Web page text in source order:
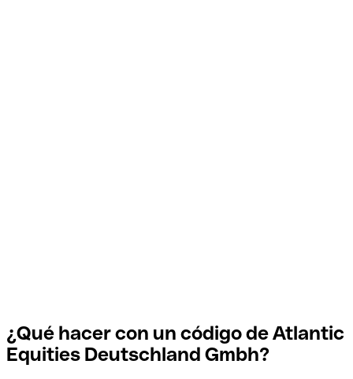
¿Qué hacer con un código de Atlantic
Equities Deutschland Gmbh?